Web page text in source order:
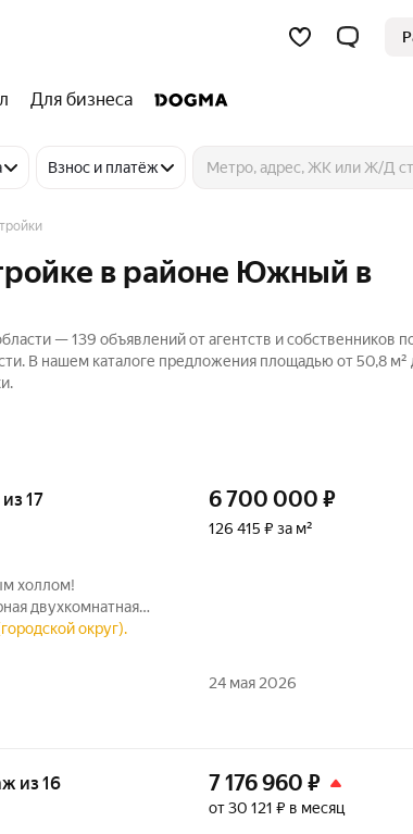
Для бизнеса
Взнос и платёж
в районе Южный в
— 139 объявлений от агентств и собственников
В нашем каталоге предложения площадью от 50,8 м²
17
холлом!
двухкомнатная
Это не просто
6 700 000 ₽
126 415 ₽ за м²
округ).
24 мая 2026
из 16 7 176 960 ₽
от 30 121 ₽ в месяц